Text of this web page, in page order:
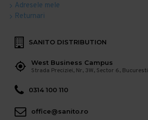
Adresele mele
Returnari
SANITO DISTRIBUTION
West Business Campus
Strada Preciziei, Nr, 3W, Sector 6, Bucuresti
0314 100 110
office@sanito.ro